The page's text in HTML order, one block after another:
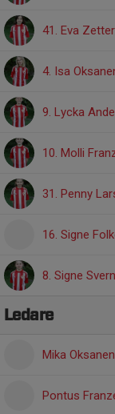
41. Eva
4. Isa
9. Lycka
10. Molli
31. Penny
16. Signe
8. Signe
Ledare
Mika Oksanen
Pontus